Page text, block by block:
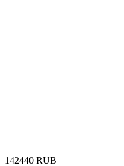
‍142440‍ RUB